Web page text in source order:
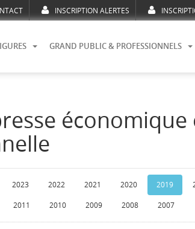
INSCRIPTION ALERTES
GRAND PUBLIC & PROFESSIONNELS
économique
2023 2022 2021 2020 2019
2011 2010 2009 2008 2007